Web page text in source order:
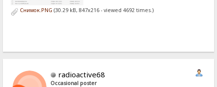
Снимок.PNG (30.29 kB, 847x216 - viewed 4692 times.)
radioactive68
Occasional poster